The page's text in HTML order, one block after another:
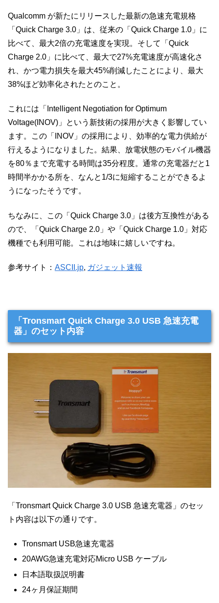
Qualcomm が新たにリリースした最新の急速充電規格
「Quick Charge 3.0」は、従来の「Quick Charge 1.0」に
比べて、最大2倍の充電速度を実現。そして「Quick
Charge 2.0」に比べて、最大で27%充電速度が高速化さ
れ、かつ電力損失を最大45%削減したことにより、最大
38%ほど効率化されたとのこと。
これには「Intelligent Negotiation for Optimum
Voltage(INOV)」という新技術の採用が大きく影響してい
ます。この「INOV」の採用により、効率的な電力供給が
行えるようになりました。結果、放電状態のモバイル機器
を80％まで充電する時間は35分程度。通常の充電器だと1
時間半かかる所を、なんと1/3に短縮することができるよ
うになったそうです。
ちなみに、この「Quick Charge 3.0」は後方互換性がある
ので、「Quick Charge 2.0」や「Quick Charge 1.0」対応
機種でも利用可能。これは地味に嬉しいですね。
参考サイト： ASCII.jp, ガジェット速報
「Tronsmart Quick Charge 3.0 USB 急速充電
器」のセット内容
「Tronsmart Quick Charge 3.0 USB 急速充電器」のセッ
ト内容は以下の通りです。
Tronsmart USB急速充電器
20AWG急速充電対応Micro USB ケーブル
日本語取扱説明書
24ヶ月保証期間